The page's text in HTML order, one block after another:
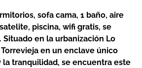
sofa cama, 1 baño, aire
piscina, wifi gratis, se
Situado en la urbanización Lo
en un enclave único
la tranquilidad, se encuentra este